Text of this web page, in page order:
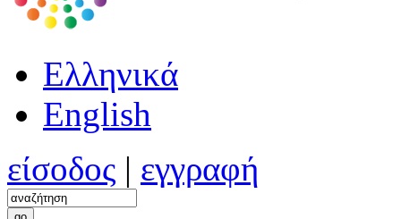
Ελληνικά
English
είσοδος | εγγραφή